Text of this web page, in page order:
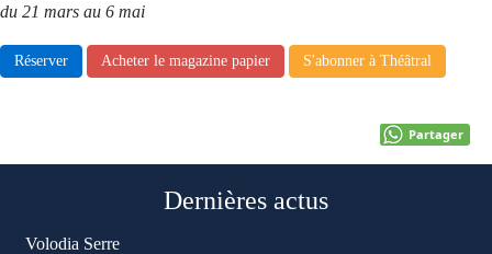
du 21 mars au 6 mai
Réserver Acheter le magazine papier S'abonner à Théâtral
Partager
Dernières actus
Volodia Serre